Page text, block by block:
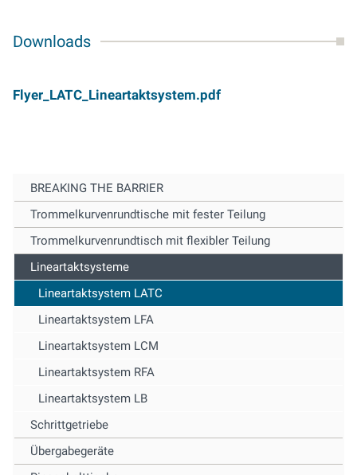
Downloads
Flyer_LATC_Lineartaktsystem.pdf
BREAKING THE BARRIER
Trommelkurvenrundtische mit fester Teilung
Trommelkurvenrundtisch mit flexibler Teilung
Lineartaktsysteme
Lineartaktsystem LATC
Lineartaktsystem LFA
Lineartaktsystem LCM
Lineartaktsystem RFA
Lineartaktsystem LB
Schrittgetriebe
Übergabegeräte